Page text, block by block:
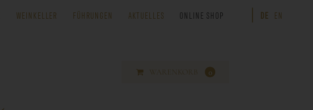
WEINKELLER FÜHRUNGEN AKTUELLES ONLINE SHOP DE EN